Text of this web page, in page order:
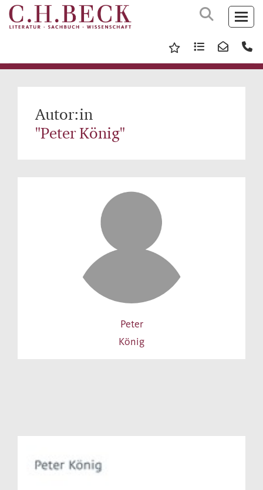
Autor:in
"Peter König"
Peter
König